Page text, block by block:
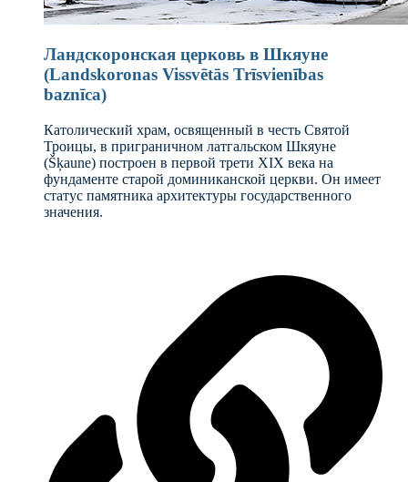
Ландскоронская церковь в Шкяуне
(Landskoronas Vissvētās Trīsvienības
baznīca)
Католический храм, освященный в честь Святой
Троицы, в приграничном латгальском Шкяуне
(Šķaune) построен в первой трети XIX века на
фундаменте старой доминиканской церкви. Он имеет
статус памятника архитектуры государственного
значения.